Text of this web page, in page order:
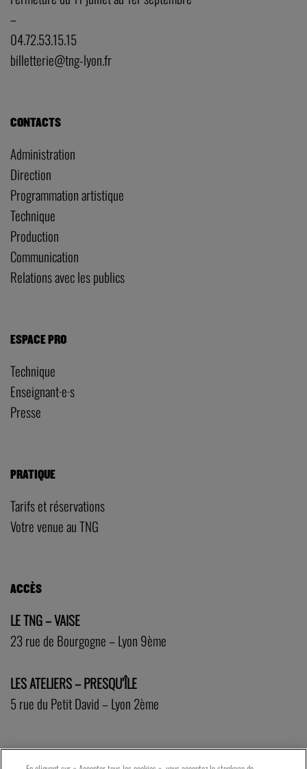
–
04.72.53.15.15
billetterie@tng-lyon.fr
CONTACTS
Administration
Direction
Programmation artistique
Technique
Production
Communication
Relations avec les publics
ESPACE PRO
Technique
Enseignant·e·s
Presse
PRATIQUE
Tarifs et réservations
Votre venue au TNG
ACCÈS
LE TNG – VAISE
23 rue de Bourgogne – Lyon 9ème
LES ATELIERS – PRESQU’ÎLE
5 rue du Petit David – Lyon 2ème